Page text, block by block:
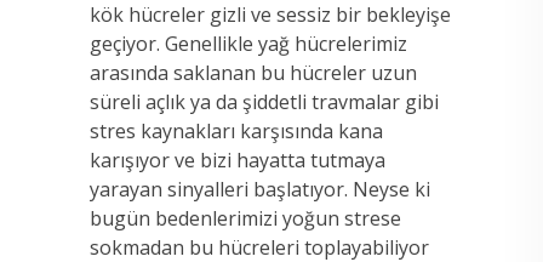
kök hücreler gizli ve sessiz bir bekleyişe
geçiyor. Genellikle yağ hücrelerimiz
arasında saklanan bu hücreler uzun
süreli açlık ya da şiddetli travmalar gibi
stres kaynakları karşısında kana
karışıyor ve bizi hayatta tutmaya
yarayan sinyalleri başlatıyor. Neyse ki
bugün bedenlerimizi yoğun strese
sokmadan bu hücreleri toplayabiliyor